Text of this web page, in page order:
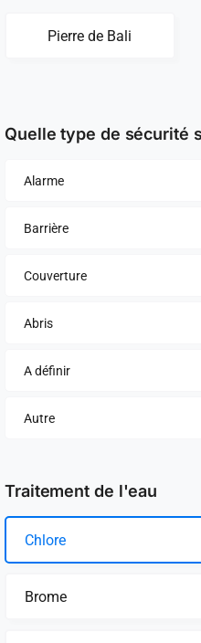
Pierre de Bali
Quelle type de sécurité
Alarme
Barrière
Couverture
Abris
A définir
Autre
Traitement de l'eau
Chlore
Brome